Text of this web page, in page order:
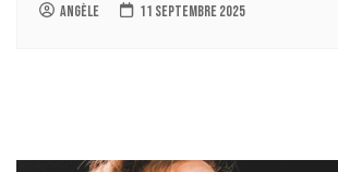
Angèle 11 septembre 2025